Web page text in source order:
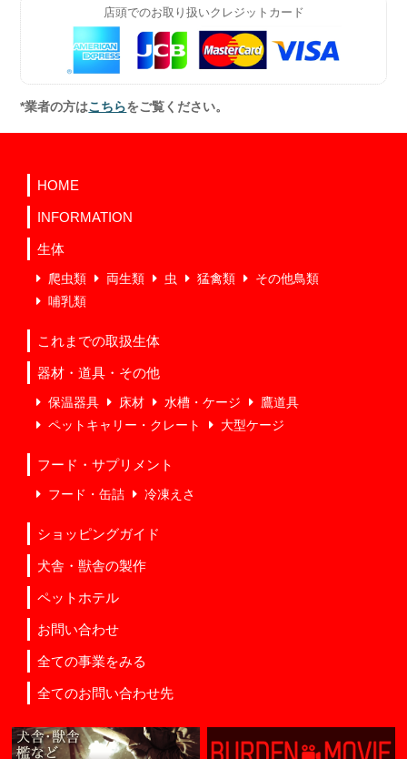
店頭でのお取り扱いクレジットカード
*業者の方はこちらをご覧ください。
HOME
INFORMATION
生体
爬虫類 両生類 虫 猛禽類
その他鳥類
哺乳類
これまでの取扱生体
器材・道具・その他
保温器具 床材 水槽・ケージ
鷹道具
ペットキャリー・クレート
大型ケージ
フード・サプリメント
フード・缶詰 冷凍えさ
ショッピングガイド
犬舎・獣舎の製作
ペットホテル
お問い合わせ
全ての事業をみる
全てのお問い合わせ先